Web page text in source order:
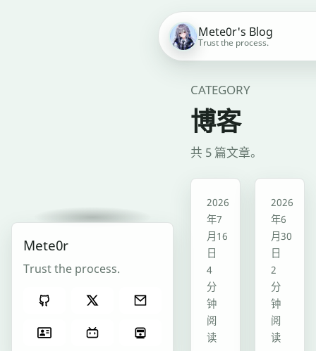
Mete0r's Blog
Trust the process.
Mete0r
Trust the process.
CATEGORY
博客
共 5 篇文章。
博客
2026
年7
月16
日
4
分
钟
阅
读
博客
2026
年6
月30
日
2
分
钟
阅
读